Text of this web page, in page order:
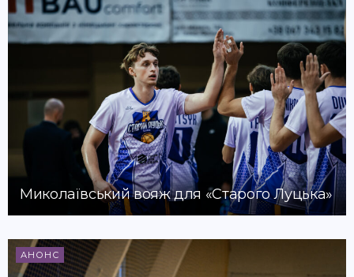
Миколаївський вояж для «Старого Луцька»
АНОНС